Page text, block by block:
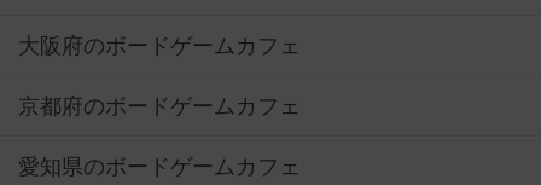
大阪府のボードゲームカフェ
京都府のボードゲームカフェ
愛知県のボードゲームカフェ